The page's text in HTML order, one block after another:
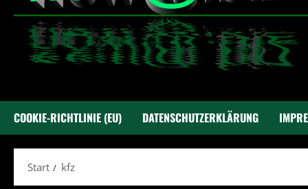
COOKIE-RICHTLINIE (EU) DATENSCHUTZERKLÄRUNG
Start kfz